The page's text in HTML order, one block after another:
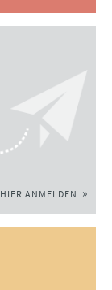
HIER ANMELDEN